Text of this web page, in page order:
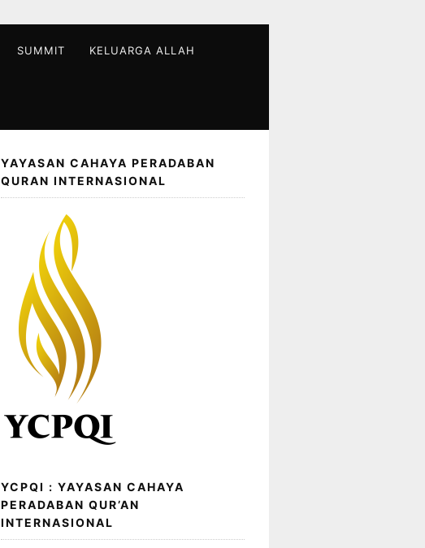
SUMMIT KELUARGA ALLAH
YAYASAN CAHAYA PERADABAN
QURAN INTERNASIONAL
YCPQI : YAYASAN CAHAYA
PERADABAN QUR’AN
INTERNASIONAL